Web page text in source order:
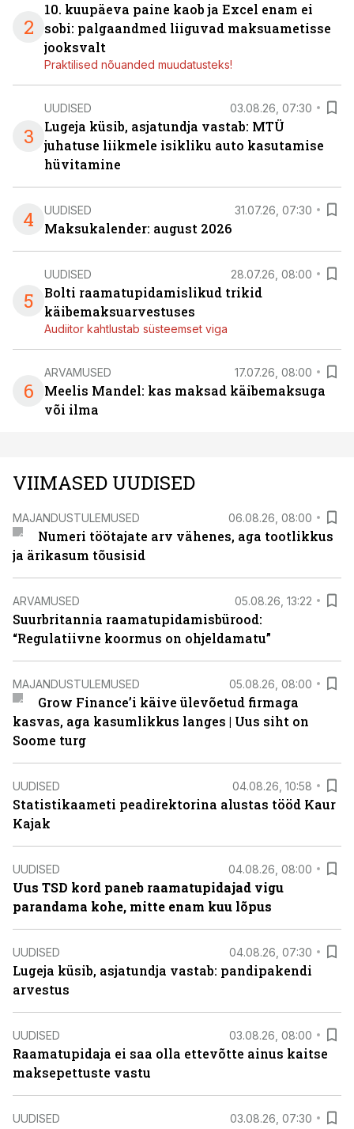
2
10. kuupäeva paine kaob ja Excel enam ei
sobi: palgaandmed liiguvad maksuametisse
jooksvalt
Praktilised nõuanded muudatusteks!
3
UUDISED 03.08.26, 07:30
Lugeja küsib, asjatundja vastab: MTÜ
juhatuse liikmele isikliku auto kasutamise
hüvitamine
4 UUDISED 31.07.26, 07:30
Maksukalender: august 2026
5
UUDISED 28.07.26, 08:00
Bolti raamatupidamislikud trikid
käibemaksuarvestuses
Audiitor kahtlustab süsteemset viga
6
ARVAMUSED 17.07.26, 08:00
Meelis Mandel: kas maksad käibemaksuga
või ilma
VIIMASED UUDISED
MAJANDUSTULEMUSED 06.08.26, 08:00
Numeri töötajate arv vähenes, aga tootlikkus
ja ärikasum tõusisid
ARVAMUSED 05.08.26, 13:22
Suurbritannia raamatupidamisbürood:
“Regulatiivne koormus on ohjeldamatu”
MAJANDUSTULEMUSED 05.08.26, 08:00
Grow Finance’i käive ülevõetud firmaga
kasvas, aga kasumlikkus langes | Uus siht on
Soome turg
UUDISED 04.08.26, 10:58
Statistikaameti peadirektorina alustas tööd Kaur
Kajak
UUDISED 04.08.26, 08:00
Uus TSD kord paneb raamatupidajad vigu
parandama kohe, mitte enam kuu lõpus
UUDISED 04.08.26, 07:30
Lugeja küsib, asjatundja vastab: pandipakendi
arvestus
UUDISED 03.08.26, 08:00
Raamatupidaja ei saa olla ettevõtte ainus kaitse
maksepettuste vastu
UUDISED 03.08.26, 07:30